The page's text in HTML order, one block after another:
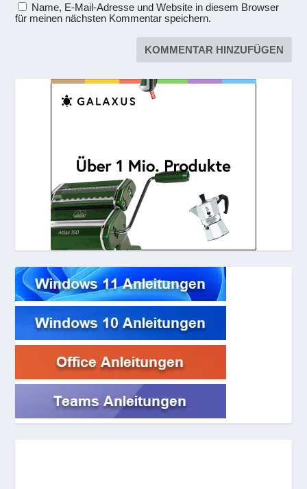
Name, E-Mail-Adresse und Website in diesem Browser
für meinen nächsten Kommentar speichern.